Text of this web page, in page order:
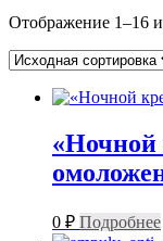
Отображение 1–16
«Ночной
0 ₽ Подробнее